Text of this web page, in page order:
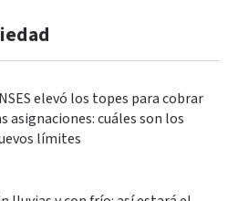
elevó los topes para cobrar
asignaciones: cuáles son los
límites